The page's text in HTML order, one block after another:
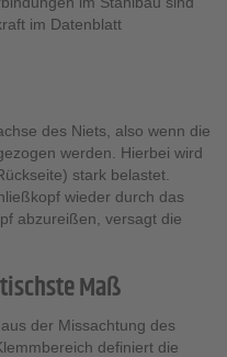
im Datenblatt
des Niets, also wenn die
werden. Hierbei wird
stark belastet.
wieder durch das
abzureißen, versagt die
Maß
der Missachtung des
definiert die